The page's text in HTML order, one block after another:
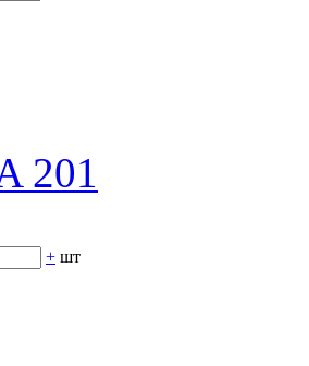
201
+ шт